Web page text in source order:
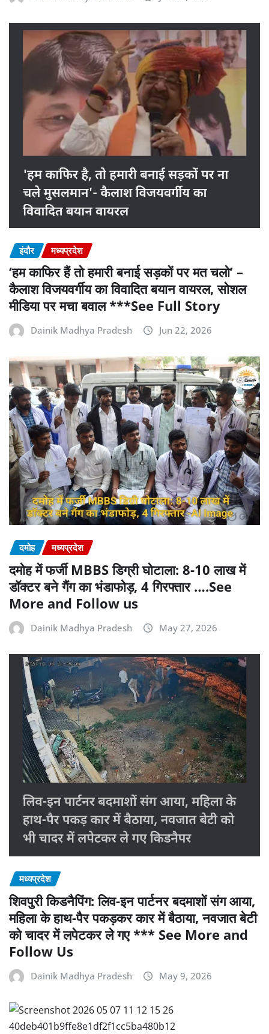
इंदौर मध्यप्रदेश
‘हम काफिर हैं तो हमारी बनाई सड़कों पर मत चलो’ –
कैलाश विजयवर्गीय का विवादित बयान वायरल, सोशल
मीडिया पर मचा बवाल ***See Full Story
Dainik Madhya Pradesh Jun 22, 2026
दमोह मध्यप्रदेश
दमोह में फर्जी MBBS डिग्री घोटाला: 8-10 लाख में
डॉक्टर बने गैंग का भंडाफोड़, 4 गिरफ्तार ….See
More and Follow us
Dainik Madhya Pradesh May 27, 2026
मध्यप्रदेश
शिवपुरी किडनैपिंग: लिव-इन पार्टनर बदमाशों संग आया,
महिला के हाथ-पैर पकड़कर कार में बैठाया, नवजात बेटी
को चादर में लपेटकर ले गए *** See More and
Follow Us
Dainik Madhya Pradesh May 9, 2026